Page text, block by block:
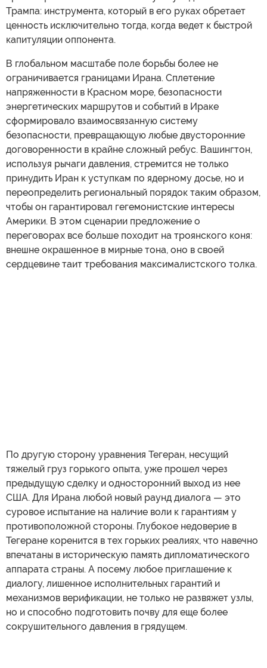
Трампа: инструмента, который в его руках обретает
ценность исключительно тогда, когда ведет к быстрой
капитуляции оппонента.
В глобальном масштабе поле борьбы более не
ограничивается границами Ирана. Сплетение
напряженности в Красном море, безопасности
энергетических маршрутов и событий в Ираке
сформировало взаимосвязанную систему
безопасности, превращающую любые двусторонние
договоренности в крайне сложный ребус. Вашингтон,
используя рычаги давления, стремится не только
принудить Иран к уступкам по ядерному досье, но и
переопределить региональный порядок таким образом,
чтобы он гарантировал гегемонистские интересы
Америки. В этом сценарии предложение о
переговорах все больше походит на троянского коня:
внешне окрашенное в мирные тона, оно в своей
сердцевине таит требования максималистского толка.
По другую сторону уравнения Тегеран, несущий
тяжелый груз горького опыта, уже прошел через
предыдущую сделку и односторонний выход из нее
США. Для Ирана любой новый раунд диалога — это
суровое испытание на наличие воли к гарантиям у
противоположной стороны. Глубокое недоверие в
Тегеране коренится в тех горьких реалиях, что навечно
впечатаны в историческую память дипломатического
аппарата страны. А посему любое приглашение к
диалогу, лишенное исполнительных гарантий и
механизмов верификации, не только не развяжет узлы,
но и способно подготовить почву для еще более
сокрушительного давления в грядущем.